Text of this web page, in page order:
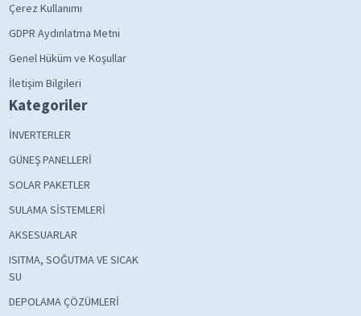
Çerez Kullanımı
GDPR Aydınlatma Metni
Genel Hüküm ve Koşullar
İletişim Bilgileri
Kategoriler
İNVERTERLER
GÜNEŞ PANELLERİ
SOLAR PAKETLER
SULAMA SİSTEMLERİ
AKSESUARLAR
ISITMA, SOĞUTMA VE SICAK
SU
DEPOLAMA ÇÖZÜMLERİ